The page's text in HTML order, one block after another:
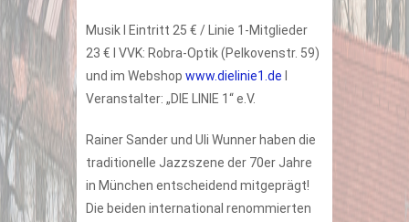
Musik I Eintritt 25 € / Linie 1-Mitglieder
23 € I VVK: Robra-Optik (Pelkovenstr. 59)
und im Webshop www.dielinie1.de
Veranstalter: „DIE LINIE 1“ e.V.
Rainer Sander und Uli Wunner haben die
traditionelle Jazzszene der 70er Jahre
in München entscheidend mitgeprägt!
Die beiden international renommierten